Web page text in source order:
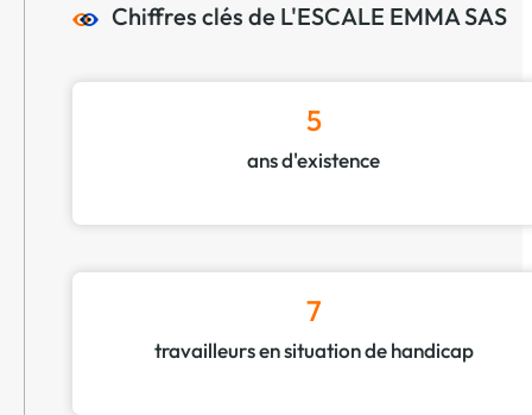
Chiffres clés de L'ESCALE EMMA SAS
5
ans d'existence
7
travailleurs en situation de handicap